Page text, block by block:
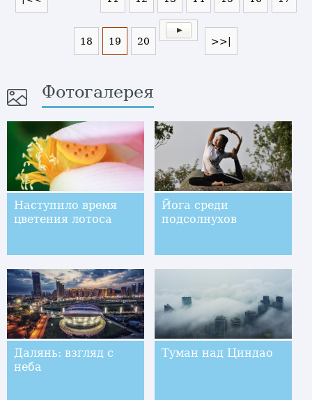
18 19 20 >>|
Фотогалерея
Наступило время
цветения лотоса
Йога среди
подсолнухов
Далянь: взгляд с
неба
Туман над Циндао